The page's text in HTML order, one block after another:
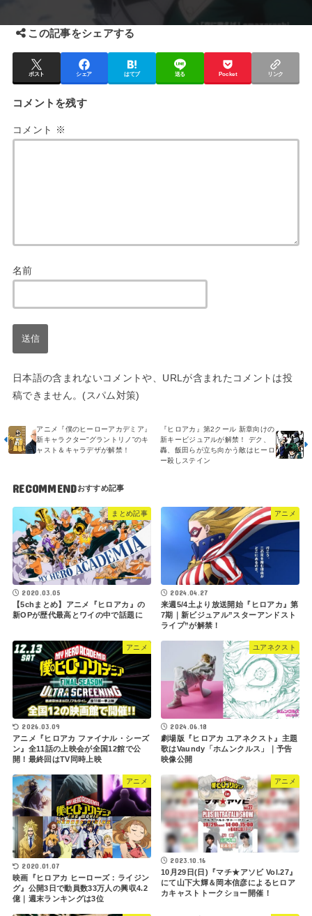
この記事をシェアする
ポスト シェア はてブ 送る Pocket リンク
コメントを残す
コメント ※
名前
日本語の含まれないコメントや、URLが含まれたコメントは投
稿できません。(スパム対策)
『ヒロアカ』第2クール 新章向けの
新キービジュアルが解禁！ デク、
轟、飯田らが立ち向かう敵はヒーロ
ー殺しステイン
アニメ『僕のヒーローアカデミア』
新キャラクター”グラントリノ”のキ
ャスト＆キャラデザが解禁！
RECOMMEND
まとめ記事
2020.03.05
【5chまとめ】アニメ『ヒロアカ』の
新OPが歴代最高とワイの中で話題に
アニメ
2024.04.27
来週5/4土より放送開始『ヒロアカ』第
7期｜新ビジュアル”スターアンドスト
ライプ”が解禁！
アニメ
2026.03.09
アニメ『ヒロアカ ファイナル・シーズ
ン』全11話の上映会が全国12館で公
開！最終回はTV同時上映
ユアネクスト
2024.06.18
劇場版『ヒロアカ ユアネクスト』主題
歌はVaundy「ホムンクルス」｜予告
映像公開
アニメ
2020.01.07
映画『ヒロアカ ヒーローズ：ライジン
グ』公開3日で動員数33万人の興収4.2
億｜週末ランキングは3位
アニメ
2023.10.16
10月29日(日)『マチ★アソビ Vol.27』
にて山下大輝＆岡本信彦によるヒロア
カキャストトークショー開催！